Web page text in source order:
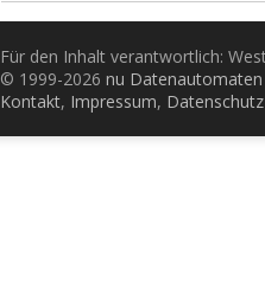
Für den Inhalt verantwortlich:
© 1999-2026 nu
Kontakt, Impressum, Datenschutz